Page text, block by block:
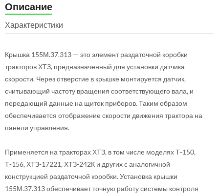
Описание
Характеристики
Крышка 155М.37.313 — это элемент раздаточной коробки
тракторов ХТЗ, предназначенный для установки датчика
скорости. Через отверстие в крышке монтируется датчик,
считывающий частоту вращения соответствующего вала, и
передающий данные на щиток приборов. Таким образом
обеспечивается отображение скорости движения трактора на
панели управления.
Применяется на тракторах ХТЗ, в том числе моделях Т-150,
Т-156, ХТЗ-17221, ХТЗ-242К и других с аналогичной
конструкцией раздаточной коробки. Установка крышки
155М.37.313 обеспечивает точную работу системы контроля